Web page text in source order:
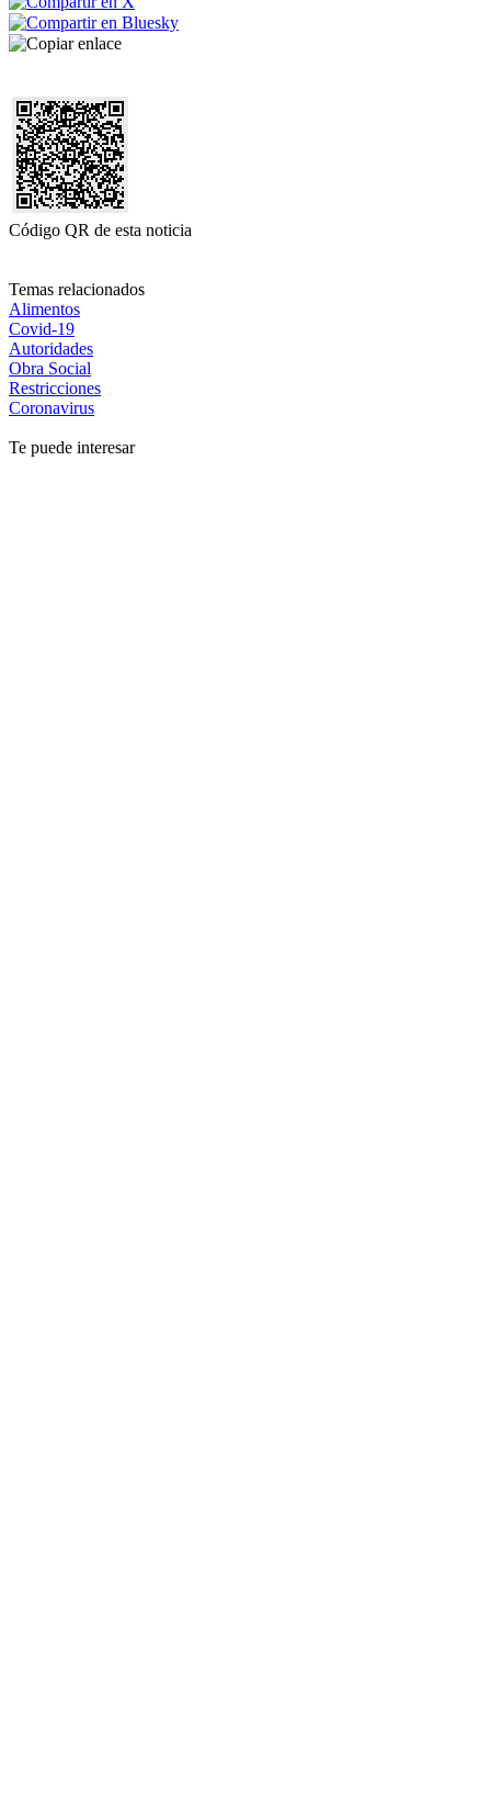
Código QR de esta noticia
Temas relacionados
Alimentos
Covid-19
Autoridades
Obra Social
Restricciones
Coronavirus
Te puede interesar